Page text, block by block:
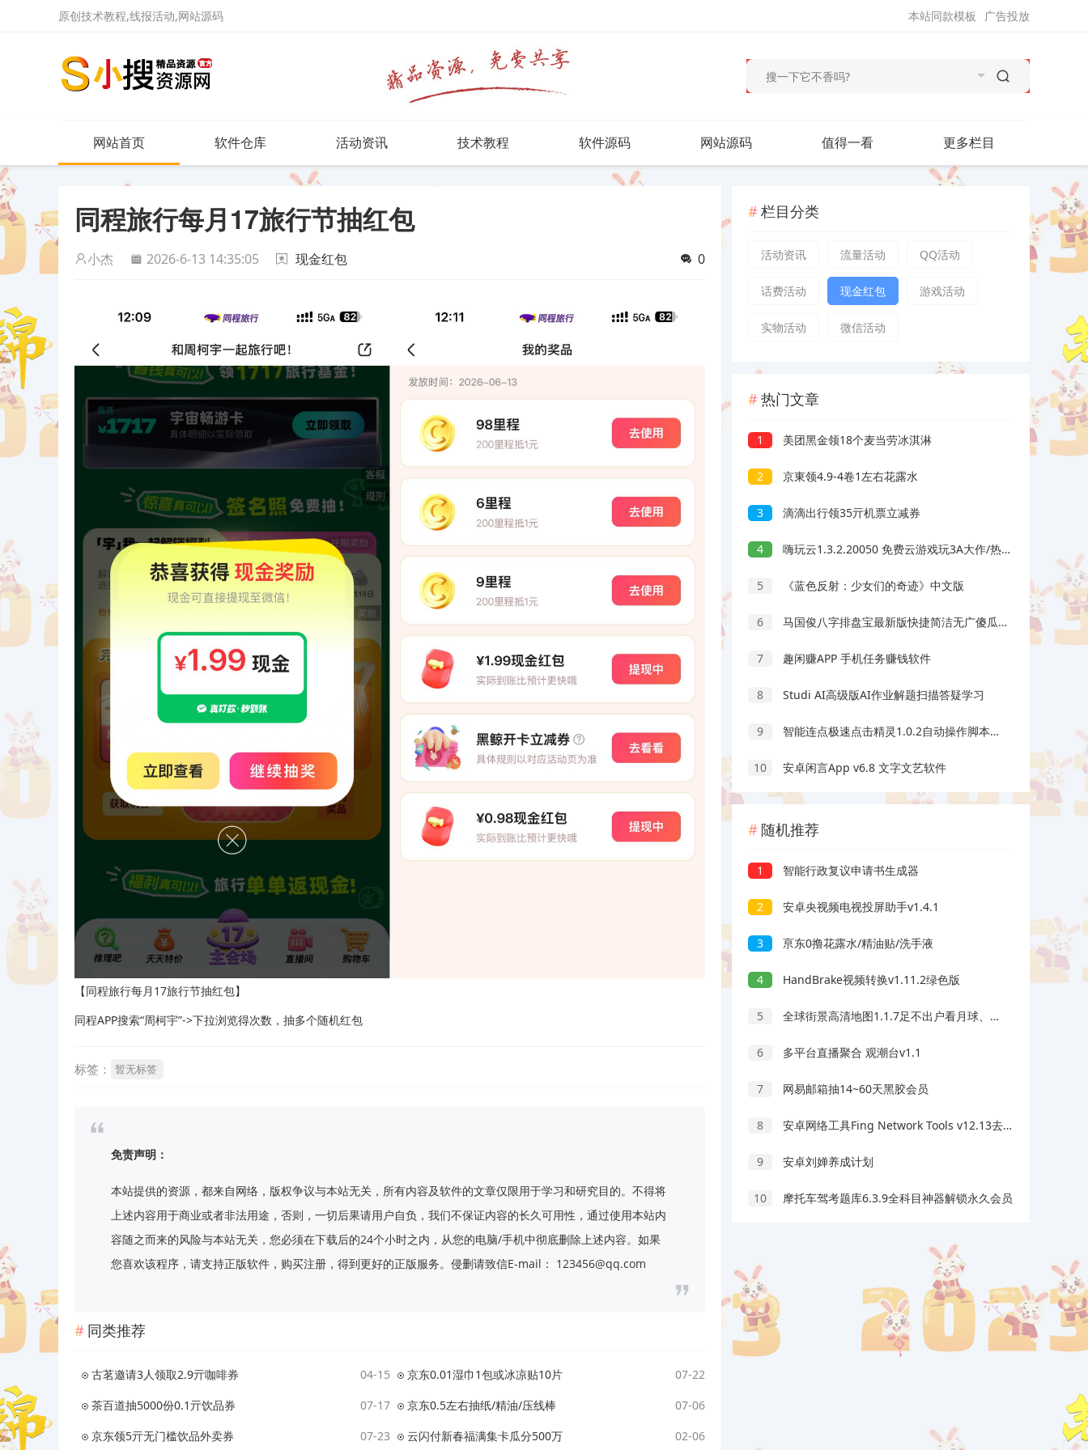
原创技术教程,线报活动,网站源码 广告投放
本站同款模板
网站首页 软件仓库 活动资讯 技术教程 软件源码 网站源码 值得一看 更多栏目
同程旅行每月17旅行节抽红包
小杰 2026-6-13 14:35:05 现金红包 0
【同程旅行每月17旅行节抽红包】
同程APP搜索“周柯宇”->下拉浏览得次数，抽多个随机红包
标签： 暂无标签
免责声明：
本站提供的资源，都来自网络，版权争议与本站无关，所有内容及软件的文章仅限用于学习和研究目的。不得将
上述内容用于商业或者非法用途，否则，一切后果请用户自负，我们不保证内容的长久可用性，通过使用本站内
容随之而来的风险与本站无关，您必须在下载后的24个小时之内，从您的电脑/手机中彻底删除上述内容。如果
您喜欢该程序，请支持正版软件，购买注册，得到更好的正版服务。侵删请致信E-mail： 123456@qq.com
同类推荐
古茗邀请3人领取2.9亓咖啡券 04-15 京东0.01湿巾1包或冰凉贴10片
07-22
茶百道抽5000份0.1亓饮品券
07-17 京东0.5左右抽纸/精油/压线棒
07-06
京东领5亓无门槛饮品外卖券
07-23 云闪付新春福满集卡瓜分500万 02-06
栏目分类
活动资讯 流量活动 QQ活动
话费活动 现金红包 游戏活动
实物活动 微信活动
热门文章
1 美团黑金领18个麦当劳冰淇淋
2 京東领4.9-4卷1左右花露水
3 滴滴出行领35亓机票立减券
4 嗨玩云1.3.2.20050 免费云游戏玩3A大作/热门游戏 无延迟免下载
5 《蓝色反射：少女们的奇迹》中文版
6 马国俊八字排盘宝最新版快捷简洁无广傻瓜操作
7 趣闲赚APP 手机任务赚钱软件
8 Studi AI高级版AI作业解题扫描答疑学习
9 智能连点极速点击精灵1.0.2自动操作脚本录制解放双手
10 安卓闲言App v6.8 文字文艺软件
随机推荐
1 智能行政复议申请书生成器
2 安卓央视频电视投屏助手v1.4.1
3 亰东0撸花露水/精油贴/洗手液
4 HandBrake视频转换v1.11.2绿色版
5 全球街景高清地图1.1.7足不出户看月球、看全国解锁VIP
6 多平台直播聚合 观潮台v1.1
7 网易邮箱抽14~60天黑胶会员
8 安卓网络工具Fing Network Tools v12.13去广告版
9 安卓刘婵养成计划
10 摩托车驾考题库6.3.9全科目神器解锁永久会员